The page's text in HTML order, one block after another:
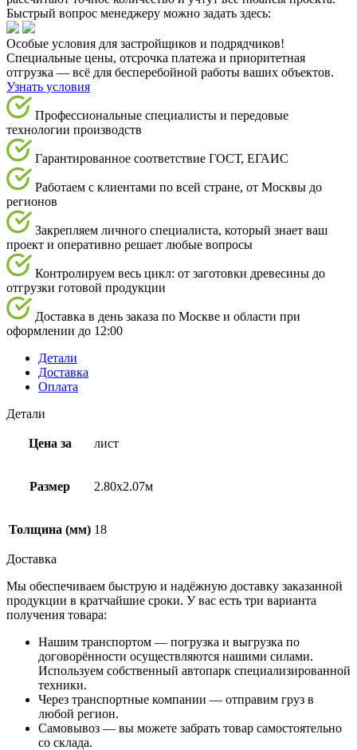
Быстрый вопрос менеджеру можно задать здесь:
Особые условия для застройщиков и подрядчиков!
Специальные цены, отсрочка платежа и приоритетная
отгрузка — всё для бесперебойной работы ваших объектов.
Узнать условия
Профессиональные специалисты и передовые
технологии производств
Гарантированное соответствие ГОСТ, ЕГАИС
Работаем с клиентами по всей стране, от Москвы до
регионов
Закрепляем личного специалиста, который знает ваш
проект и оперативно решает любые вопросы
Контролируем весь цикл: от заготовки древесины до
отгрузки готовой продукции
Доставка в день заказа по Москве и области при
оформлении до 12:00
Детали
Доставка
Оплата
Детали
Цена за лист
Размер 2.80х2.07м
Толщина (мм) 18
Доставка
Мы обеспечиваем быструю и надёжную доставку заказанной
продукции в кратчайшие сроки. У вас есть три варианта
получения товара:
Нашим транспортом — погрузка и выгрузка по
договорённости осуществляются нашими силами.
Используем собственный автопарк специализированной
техники.
Через транспортные компании — отправим груз в
любой регион.
Самовывоз — вы можете забрать товар самостоятельно
со склада.